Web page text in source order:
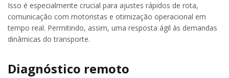
Isso é especialmente crucial para ajustes rápidos de rota,
comunicação com motoristas e otimização operacional em
tempo real. Permitindo, assim, uma resposta ágil às demandas
dinâmicas do transporte.
Diagnóstico remoto